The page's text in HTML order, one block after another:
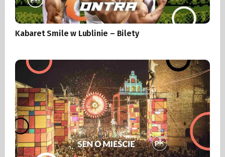
Kabaret Smile w Lublinie – Bilety